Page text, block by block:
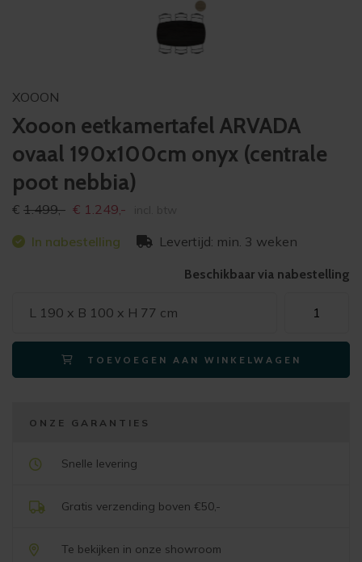
XOOON
Xooon eetkamertafel ARVADA
ovaal 190x100cm onyx (centrale
poot nebbia)
€ 1.499,- Oorspronkelijke
was:
€ 1.249,-
is:
In nabestelling Levertijd: min. 3 weken
Beschikbaar via nabestelling
L 190 x B 100 x H 77 cm
ARVADA
ovaal
190x100cm
TOEVOEGEN AAN WINKELWAGEN
ONZE GARANTIES
Snelle levering
Gratis verzending boven €50,-
Te bekijken in onze showroom